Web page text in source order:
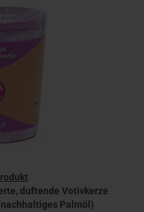
duftende Votivkerze
Palmöl)